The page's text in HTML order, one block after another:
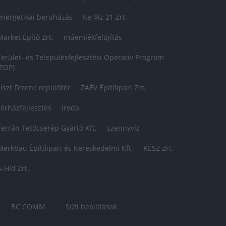
beruházás Ke-Víz 21 Zrt.
Építő Zrt. műemlékfelújítás
és Településfejlesztési Operatív Program
Ferenc repülőtér ZÁÉV Építőipari Zrt.
iroda
Tetőcserép Gyártó Kft. szennyvíz
Építőipari és Kereskedelmi Kft. KÉSZ Zrt.
Híd Zrt.
BC COMM
Süti beállítások